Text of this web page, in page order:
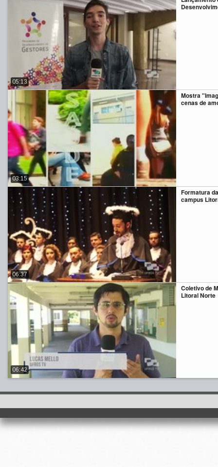
05:13
Mostra
cenas de
03:15
Formatura
campus
06:37
Coletivo de
Litoral Norte
06:42